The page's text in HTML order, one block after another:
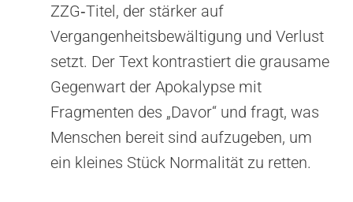
ZZG‑Titel, der stärker auf
Vergangenheitsbewältigung und Verlust
setzt. Der Text kontrastiert die grausame
Gegenwart der Apokalypse mit
Fragmenten des „Davor“ und fragt, was
Menschen bereit sind aufzugeben, um
ein kleines Stück Normalität zu retten.